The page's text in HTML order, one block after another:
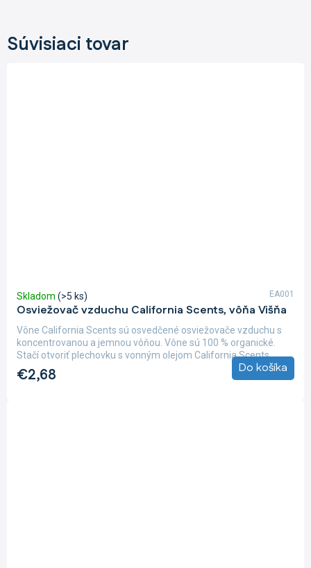
Súvisiaci tovar
Osviežovač vzduchu California Scents, vôňa Višňa
Skladom (>5 ks)
€2,68 Do košíka
Vône California Scents sú osvedčené osviežovače vzduchu s
koncentrovanou a jemnou vôňou. Vône sú 100 % organické.
Stačí otvoriť plechovku s vonným olejom California Scents,...
EA001